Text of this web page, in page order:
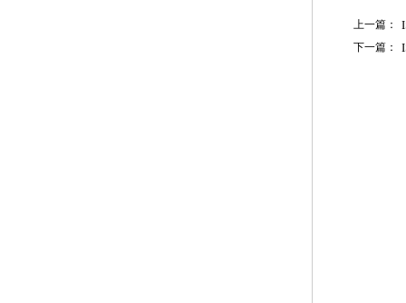
上一篇：
下一篇：